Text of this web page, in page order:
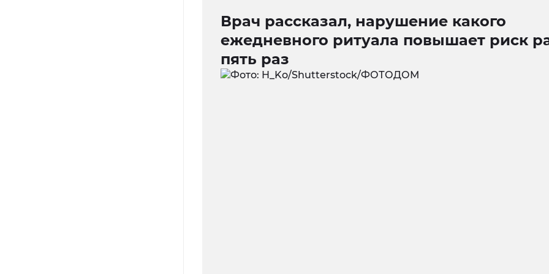
Врач рассказал, нарушение какого
ежедневного ритуала повышает риск
пять раз